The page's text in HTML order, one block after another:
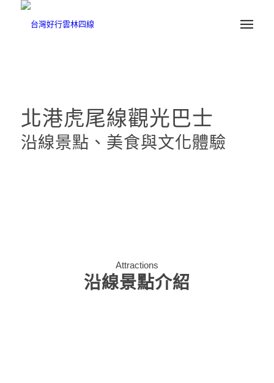
北港虎尾線觀光巴士
沿線景點、美食與文化體驗
Attractions
沿線景點介紹